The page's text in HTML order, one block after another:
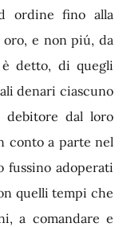
ordine fino alla
e non piú, da
detto, di quegli
denari ciascuno
debitore dal loro
conto a parte nel
fussino adoperati
quelli tempi che
a comandare e